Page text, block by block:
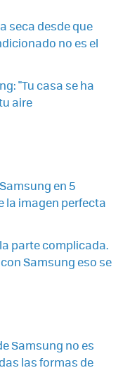
seca desde que
no es el
"Tu casa se ha
aire
en 5
la imagen perfecta
parte complicada.
Samsung eso se
Samsung no es
las formas de